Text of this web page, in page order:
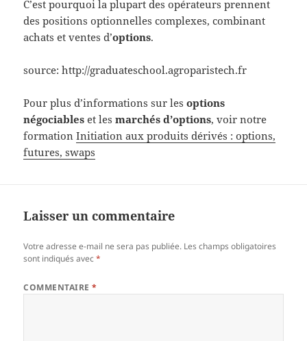
C’est pourquoi la plupart des opérateurs prennent
des positions optionnelles complexes, combinant
achats et ventes d’options.
source: http://graduateschool.agroparistech.fr
Pour plus d’informations sur lesoptions
négociableset lesmarchés d’options, voir notre
formationInitiation aux produits dérivés : options,
futures, swaps
Laisser un commentaire
Votre adresse e-mail ne sera pas publiée. Les champs obligatoires
sont indiqués avec*
COMMENTAIRE*